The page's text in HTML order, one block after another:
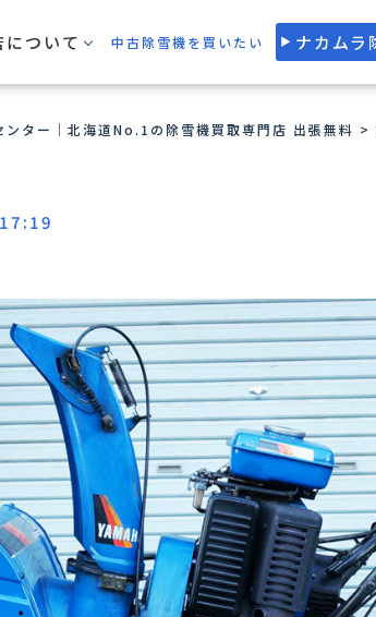
について 中古除雪機を買いたい ナカムラ
ンター｜北海道No.1の除雪機買取専門店 出張無料 >